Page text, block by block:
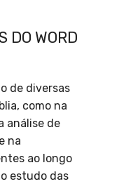
DO WORD
de diversas
como na
análise de
na
ao longo
estudo das